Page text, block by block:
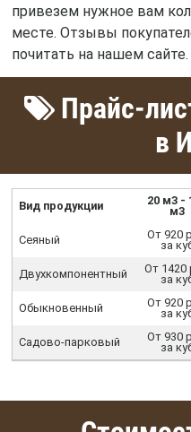
привезем нужное вам
месте. Отзывы
почитать на нашем сайте.
Прайс-
в
Вид продукции
20 м3 -
м3
Сеяный
От 920
за
Двухкомпонентный
От 1420
за
Обыкновенный
От 920
за
Садово-парковый
От 930
за